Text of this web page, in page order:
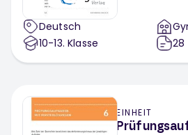
Deutsch
10-13. Klasse
28
EINHEIT